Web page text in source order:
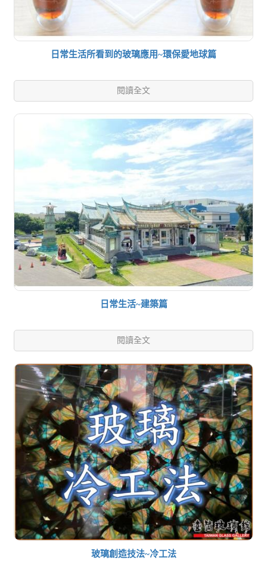
日常生活所看到的玻璃應用~環保愛地球篇
閱讀全文
日常生活~建築篇
閱讀全文
玻璃創造技法~冷工法